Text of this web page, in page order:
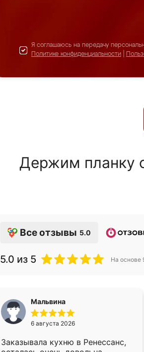
Я соглашаюсь на передачу
Политике конфиденциальности
Держим планку
Все отзывы 5.0
5.0 из 5 На основе
Мальвина
6 августа 2026
Заказывала кухню в Ренессанс,